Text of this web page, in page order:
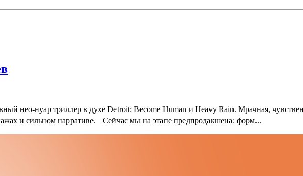
нео-нуар триллер в духе Detroit: Become Human и Heavy Rain. Мрачная,
и сильном нарративе. Сейчас мы на этапе предпродакшена: форм...